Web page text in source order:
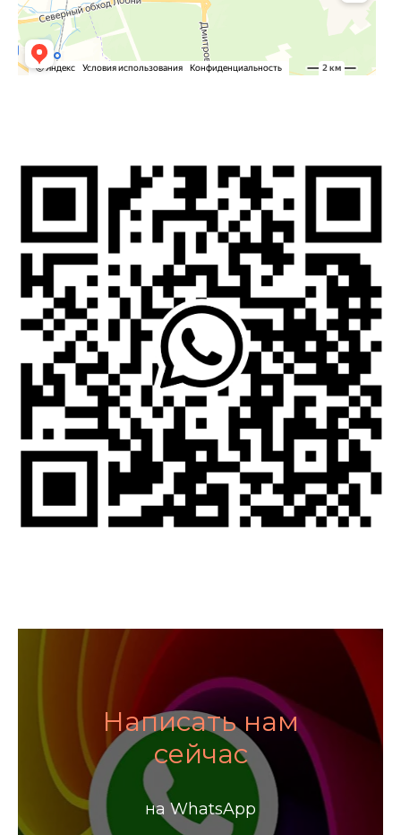
Написать нам
сейчас
на WhatsApp